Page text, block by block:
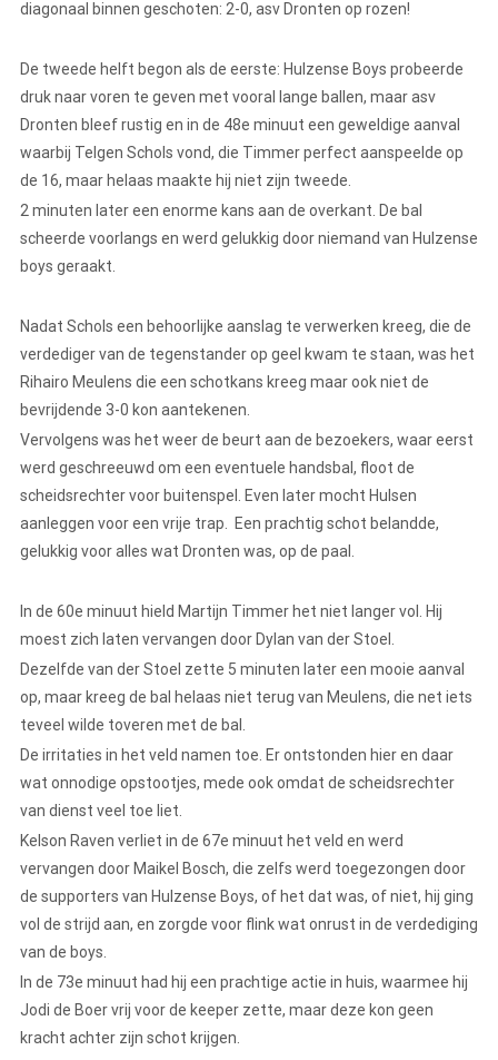
diagonaal binnen geschoten: 2-0, asv Dronten op rozen!
De tweede helft begon als de eerste: Hulzense Boys probeerde
druk naar voren te geven met vooral lange ballen, maar asv
Dronten bleef rustig en in de 48e minuut een geweldige aanval
waarbij Telgen Schols vond, die Timmer perfect aanspeelde op
de 16, maar helaas maakte hij niet zijn tweede.
2 minuten later een enorme kans aan de overkant. De bal
scheerde voorlangs en werd gelukkig door niemand van Hulzense
boys geraakt.
Nadat Schols een behoorlijke aanslag te verwerken kreeg, die de
verdediger van de tegenstander op geel kwam te staan, was het
Rihairo Meulens die een schotkans kreeg maar ook niet de
bevrijdende 3-0 kon aantekenen.
Vervolgens was het weer de beurt aan de bezoekers, waar eerst
werd geschreeuwd om een eventuele handsbal, floot de
scheidsrechter voor buitenspel. Even later mocht Hulsen
aanleggen voor een vrije trap. Een prachtig schot belandde,
gelukkig voor alles wat Dronten was, op de paal.
In de 60e minuut hield Martijn Timmer het niet langer vol. Hij
moest zich laten vervangen door Dylan van der Stoel.
Dezelfde van der Stoel zette 5 minuten later een mooie aanval
op, maar kreeg de bal helaas niet terug van Meulens, die net iets
teveel wilde toveren met de bal.
De irritaties in het veld namen toe. Er ontstonden hier en daar
wat onnodige opstootjes, mede ook omdat de scheidsrechter
van dienst veel toe liet.
Kelson Raven verliet in de 67e minuut het veld en werd
vervangen door Maikel Bosch, die zelfs werd toegezongen door
de supporters van Hulzense Boys, of het dat was, of niet, hij ging
vol de strijd aan, en zorgde voor flink wat onrust in de verdediging
van de boys.
In de 73e minuut had hij een prachtige actie in huis, waarmee hij
Jodi de Boer vrij voor de keeper zette, maar deze kon geen
kracht achter zijn schot krijgen.